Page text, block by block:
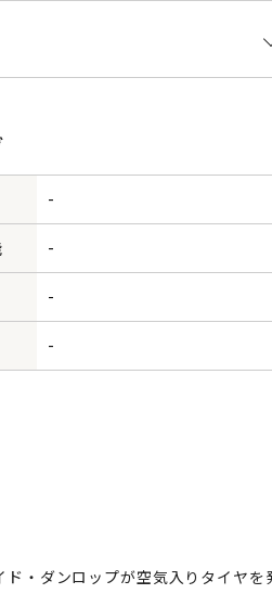
-
-
-
-
・ダンロップが空気入りタイヤを